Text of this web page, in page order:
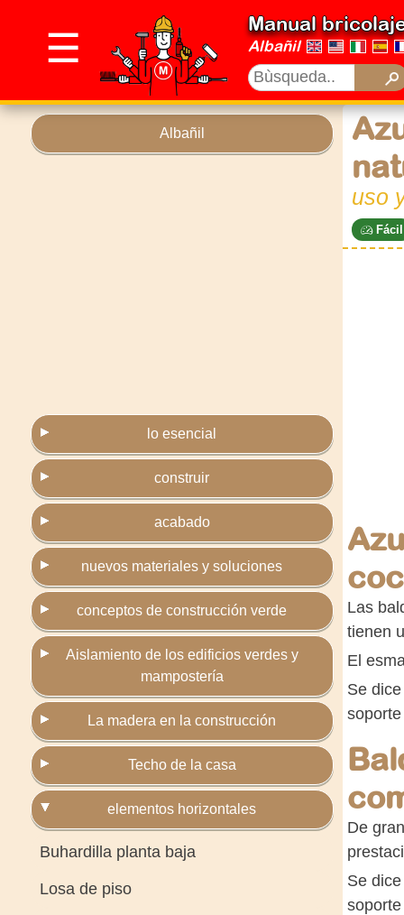
☰
Manual
Albañil
Albañil
lo esencial
construir
acabado
nuevos materiales y soluciones
conceptos de construcción verde
Aislamiento de los edificios verdes y
mampostería
La madera en la construcción
Techo de la casa
elementos horizontales
Buhardilla planta baja
Losa de piso
uso
Fácil
Las
tienen
El
Se
De
Se